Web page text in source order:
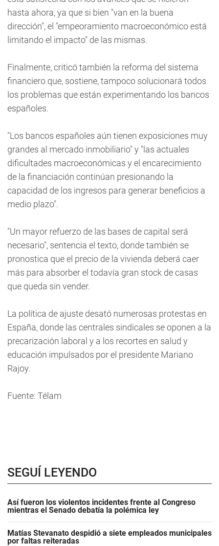
hasta ahora, ya que si bien "van en la buena
dirección", el "empeoramiento macroeconómico está
limitando el impacto" de las mismas.
Finalmente, criticó también la reforma del sistema
financiero que, sostiene, tampoco solucionará todos
los problemas que están experimentando los bancos
españoles.
"Los bancos españoles aún tienen exposiciones muy
grandes al mercado inmobiliario" y "las actuales
dificultades macroeconómicas y el encarecimiento
de la financiación continúan presionando la
capacidad de los ingresos para generar beneficios a
medio plazo".
"Un mayor refuerzo de las bases de capital será
necesario", sentencia el texto, donde también se
pronostica que el precio de la vivienda deberá caer
más para absorber el todavía gran stock de casas
que queda sin vender.
La política de ajuste desató numerosas protestas en
España, donde las centrales sindicales se oponen a la
precarización laboral y a los recortes en salud y
educación impulsados por el presidente Mariano
Rajoy.
Fuente: Télam
SEGUÍ LEYENDO
Así fueron los violentos incidentes frente al Congreso
mientras el Senado debatía la polémica ley
Matías Stevanato despidió a siete empleados municipales
por faltas reiteradas